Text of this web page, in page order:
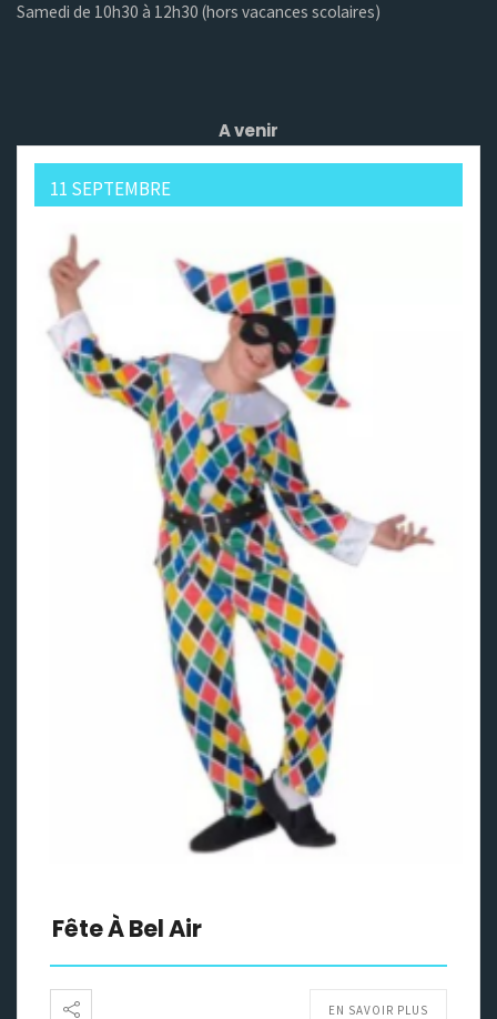
Samedi de 10h30 à 12h30 (hors vacances scolaires)
A venir
11 SEPTEMBRE
Fête À Bel Air
EN SAVOIR PLUS